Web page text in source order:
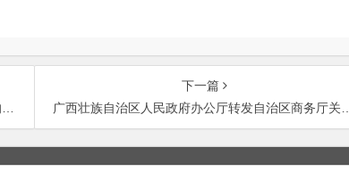
下一篇
广西壮族自治区人民政府办公厅转发自治区商务厅关于改革我区驻港澳地区“窗口公司”管理模式实施方案的通知